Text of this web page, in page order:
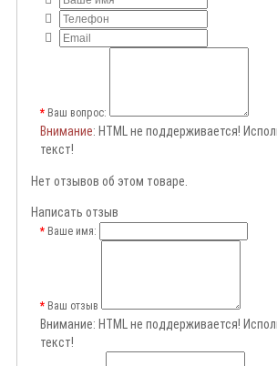
Ваш вопрос:
Внимание: HTML не поддерживается!
текст!
Нет отзывов об этом товаре.
Написать отзыв
Ваше имя:
Ваш отзыв
Внимание: HTML не поддерживается!
текст!